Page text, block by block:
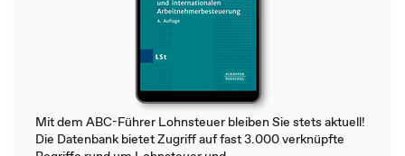
Mit dem ABC-Führer Lohnsteuer bleiben Sie stets aktuell!
Die Datenbank bietet Zugriff auf fast 3.000 verknüpfte